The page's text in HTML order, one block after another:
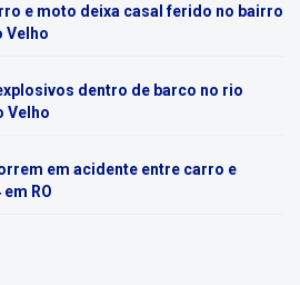
e moto deixa casal ferido no bairro
Velho
dentro de barco no rio
Velho
em acidente entre carro e
RO